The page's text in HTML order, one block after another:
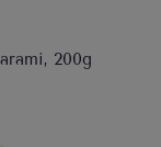
200g